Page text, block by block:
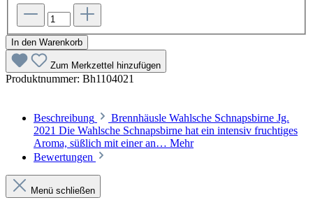
In den Warenkorb
Zum Merkzettel hinzufügen
Produktnummer: Bh1104021
Beschreibung
Brennhäusle Wahlsche Schnapsbirne Jg.
2021 Die Wahlsche Schnapsbirne hat ein intensiv fruchtiges
Aroma, süßlich mit einer an… Mehr
Bewertungen
Menü schließen